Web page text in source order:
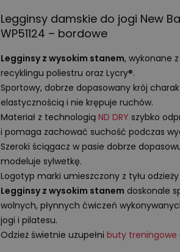
Legginsy damskie do jogi New
WP51124 – bordowe
Legginsy z wysokim stanem, wykonane
recyklingu poliestru oraz Lycry®.
Sportowy, dobrze dopasowany krój
elastycznością i nie krępuje ruchów.
Materiał z technologią ND DRY szybko
i pomaga zachować suchość podczas
Szeroki ściągacz w pasie dobrze
modeluje sylwetkę.
Logotyp marki umieszczony z tyłu
Legginsy z wysokim stanem doskonale
wolnych, płynnych ćwiczeń
jogi i pilatesu.
Odzież świetnie uzupełni buty treningowe